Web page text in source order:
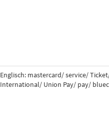
Englisch: mastercard/ service/
International/ Union Pay/ pay/